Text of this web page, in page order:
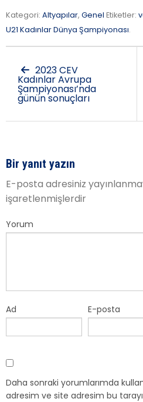
Kategori: Altyapılar, Genel Etiketler:
U21 Kadınlar Dünya Şampiyonası.
2023 CEV
Kadınlar Avrupa
Şampiyonası’nda
günün sonuçları
Bir yanıt yazın
E-posta adresiniz
işaretlenmişlerdir
Yorum
Ad E-posta
Daha sonraki yorumlarımda
adresim ve site adresim bu